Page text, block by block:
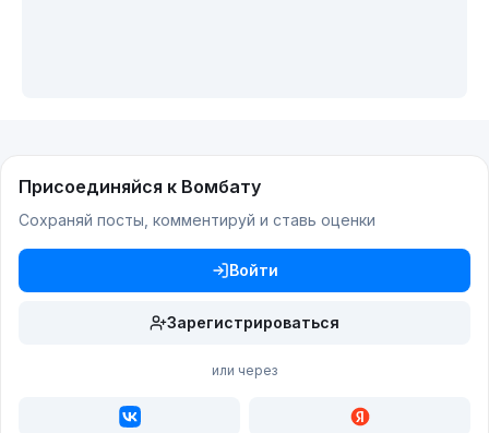
Присоединяйся к Вомбату
Сохраняй посты, комментируй и ставь оценки
Войти
Зарегистрироваться
или через